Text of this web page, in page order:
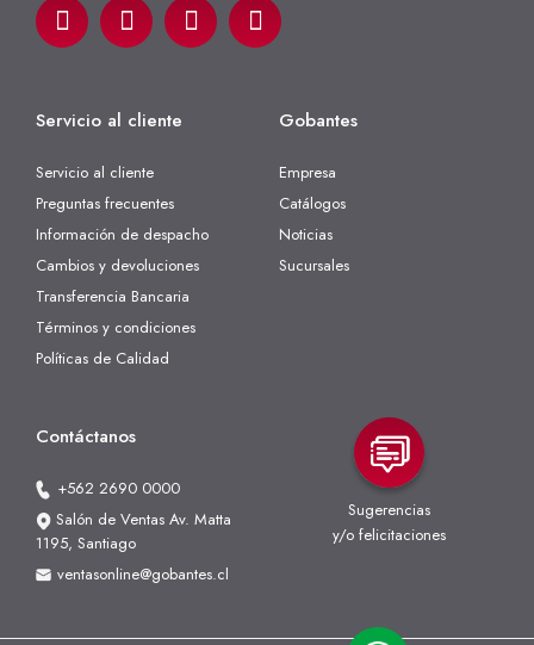
Servicio al cliente
Servicio al cliente
Preguntas frecuentes
Información de despacho
Cambios y devoluciones
Transferencia Bancaria
Términos y condiciones
Políticas de Calidad
Gobantes
Empresa
Catálogos
Noticias
Sucursales
Contáctanos
+562 2690 0000
Salón de Ventas Av. Matta
1195, Santiago
ventasonline@gobantes.cl
Sugerencias
y/o felicitaciones